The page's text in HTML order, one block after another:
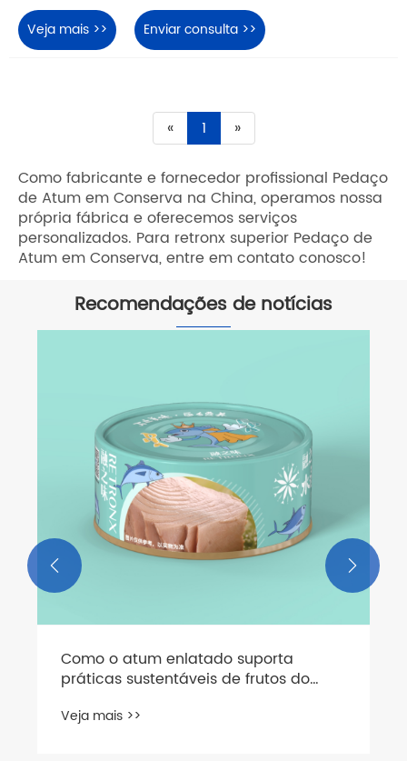
Veja mais >> Enviar consulta >>
« 1 »
Como fabricante e fornecedor profissional Pedaço
de Atum em Conserva na China, operamos nossa
própria fábrica e oferecemos serviços
personalizados. Para retronx superior Pedaço de
Atum em Conserva, entre em contato conosco!
Recomendações de notícias
Como o atum enlatado suporta
práticas sustentáveis ​​de frutos do
Veja mais >>
 